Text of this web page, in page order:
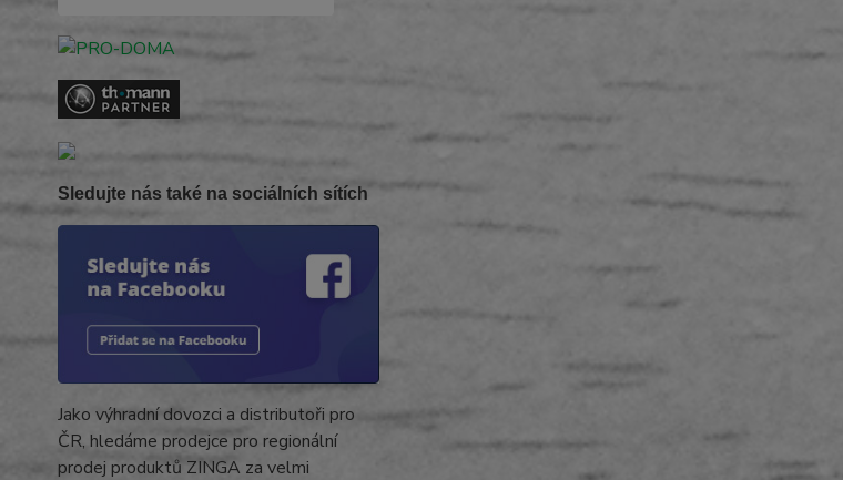
Sledujte nás také na sociálních sítích
Jako výhradní dovozci a distributoři pro
ČR, hledáme prodejce pro regionální
prodej produktů ZINGA za velmi